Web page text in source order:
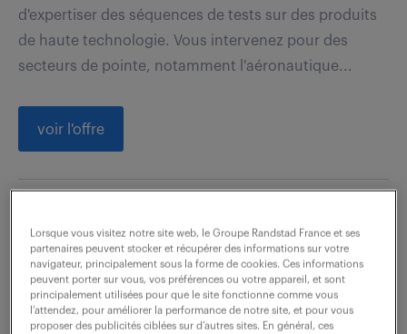
d'expertiser des séquences de tests sur des produits
de haute technologie. Vous intervenez pour des
secteurs de pointe, notamment l'aéronautique...
voir l'offre
réparations en électronique h/f
5 août 2026
Roques (31)
CDI
Lorsque vous visitez notre site web, le Groupe Randstad France et ses
partenaires peuvent stocker et récupérer des informations sur votre
navigateur, principalement sous la forme de cookies. Ces informations
peuvent porter sur vous, vos préférences ou votre appareil, et sont
principalement utilisées pour que le site fonctionne comme vous
l’attendez, pour améliorer la performance de notre site, et pour vous
proposer des publicités ciblées sur d’autres sites. En général, ces